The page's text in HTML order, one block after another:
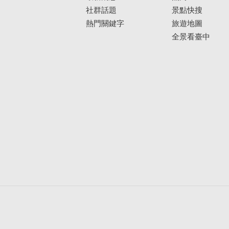
社群話題
熱門關鍵字
景點快搜
旅遊地圖
全景看臺中